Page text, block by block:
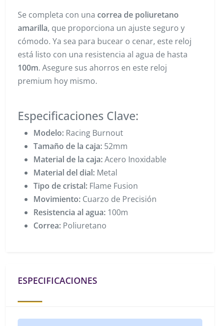
Se completa con una correa de poliuretano
amarilla, que proporciona un ajuste seguro y
cómodo. Ya sea para bucear o cenar, este reloj
está listo con una resistencia al agua de hasta
100m. Asegure sus ahorros en este reloj
premium hoy mismo.
Especificaciones Clave:
Modelo: Racing Burnout
Tamaño de la caja: 52mm
Material de la caja:Acero Inoxidable
Material del dial: Metal
Tipo de cristal: Flame Fusion
Movimiento: Cuarzo de Precisión
Resistencia al agua: 100m
Correa: Poliuretano
ESPECIFICACIONES